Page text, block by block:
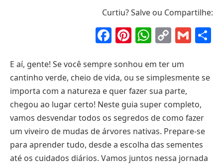
Curtiu? Salve ou Compartilhe:
Facebook
Pinterest
Copy
E aí, gente! Se você sempre sonhou em ter um
cantinho verde, cheio de vida, ou se simplesmente se
importa com a natureza e quer fazer sua parte,
chegou ao lugar certo! Neste guia super completo,
vamos desvendar todos os segredos de como fazer
um viveiro de mudas de árvores nativas. Prepare-se
para aprender tudo, desde a escolha das sementes
até os cuidados diários. Vamos juntos nessa jornada